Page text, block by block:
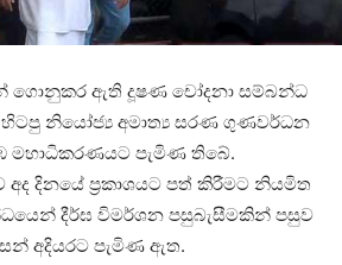
ගොනුකර ඇති දූෂණ චෝදනා සම්බන්ධ
හිටපු නියෝජ්‍ය අමාත්‍ය සරණ ගුණවර්ධන
මහාධිකරණයට පැමිණ තිබේ.
දිනයේ ප්‍රකාශයට පත් කිරීමට නියමිත
දීර්ඝ විමර්ශන පසුබැසීමකින් පසුව
අදියරට පැමිණ ඇත.